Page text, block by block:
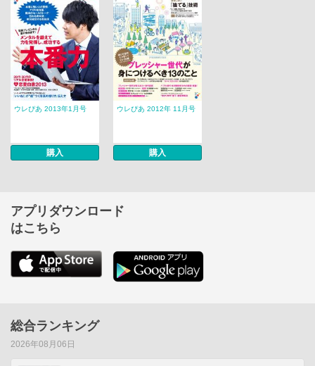
ウレぴあ 2013年1月号
購入
ウレぴあ 2012年 11月号
購入
アプリダウンロード
はこちら
総合ランキング
2026年08月06日